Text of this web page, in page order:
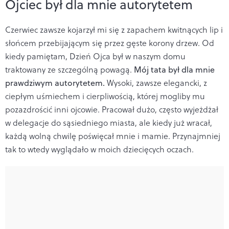
Ojciec był dla mnie autorytetem
Czerwiec zawsze kojarzył mi się z zapachem kwitnących lip i
słońcem przebijającym się przez gęste korony drzew. Od
kiedy pamiętam, Dzień Ojca był w naszym domu
traktowany ze szczególną powagą. Mój tata był dla mnie
prawdziwym autorytetem. Wysoki, zawsze elegancki, z
ciepłym uśmiechem i cierpliwością, której mogliby mu
pozazdrościć inni ojcowie. Pracował dużo, często wyjeżdżał
w delegacje do sąsiedniego miasta, ale kiedy już wracał,
każdą wolną chwilę poświęcał mnie i mamie. Przynajmniej
tak to wtedy wyglądało w moich dziecięcych oczach.